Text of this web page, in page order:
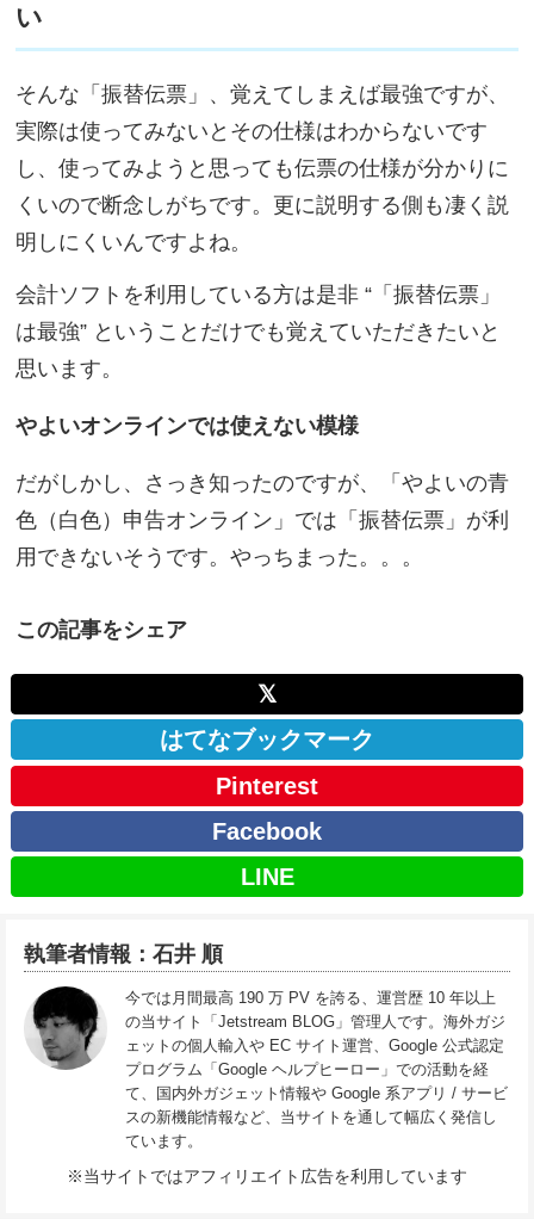
い
そんな「振替伝票」、覚えてしまえば最強ですが、
実際は使ってみないとその仕様はわからないです
し、使ってみようと思っても伝票の仕様が分かりに
くいので断念しがちです。更に説明する側も凄く説
明しにくいんですよね。
会計ソフトを利用している方は是非 “「振替伝票」
は最強” ということだけでも覚えていただきたいと
思います。
やよいオンラインでは使えない模様
だがしかし、さっき知ったのですが、「やよいの青
色（白色）申告オンライン」では「振替伝票」が利
用できないそうです。やっちまった。。。
この記事をシェア
𝕏
はてなブックマーク
Pinterest
Facebook
LINE
執筆者情報：石井 順
今では月間最高 190 万 PV を誇る、運営歴 10 年以上
の当サイト「Jetstream BLOG」管理人です。海外ガジ
ェットの個人輸入や EC サイト運営、Google 公式認定
プログラム「Google ヘルプヒーロー」での活動を経
て、国内外ガジェット情報や Google 系アプリ / サービ
スの新機能情報など、当サイトを通して幅広く発信し
ています。
※当サイトではアフィリエイト広告を利用しています